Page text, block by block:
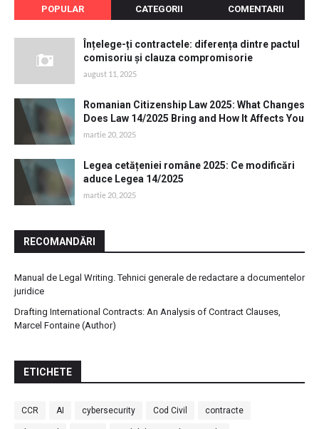
POPULAR CATEGORII COMENTARII
Înțelege-ți contractele: diferența dintre pactul
comisoriu și clauza compromisorie
august 11, 2025
Romanian Citizenship Law 2025: What Changes
Does Law 14/2025 Bring and How It Affects You
martie 20, 2025
Legea cetățeniei române 2025: Ce modificări
aduce Legea 14/2025
martie 20, 2025
RECOMANDĂRI
Manual de Legal Writing. Tehnici generale de redactare a documentelor
juridice
Drafting International Contracts: An Analysis of Contract Clauses,
Marcel Fontaine (Author)
ETICHETE
CCR AI cybersecurity Cod Civil contracte